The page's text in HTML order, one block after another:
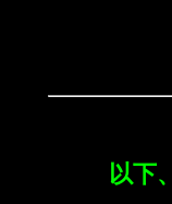
以下